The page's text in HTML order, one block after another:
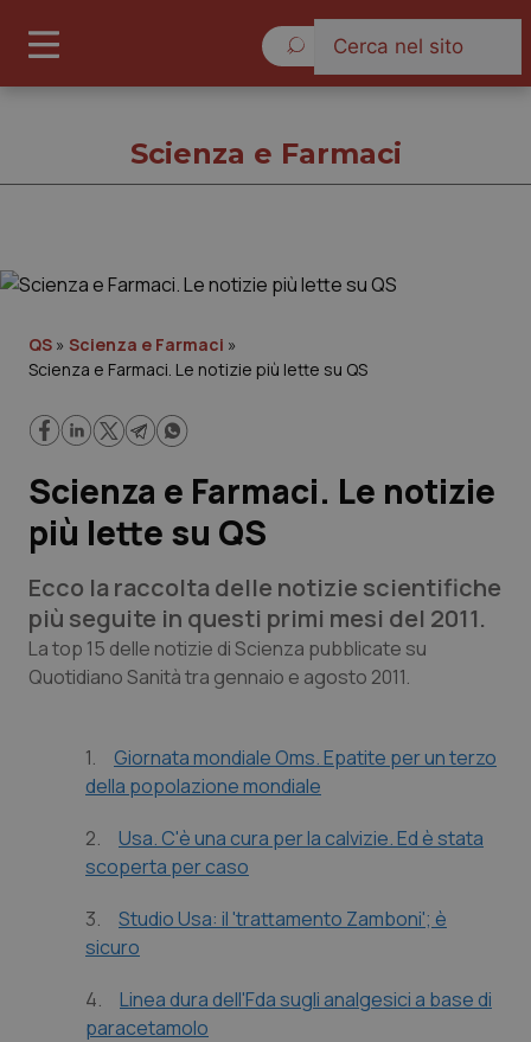
Cronache
Lavoro e Professioni
Scienza e Farmaci
Studi e Analisi
Edizioni Regionali
QS Pro
Abruzzo
Basilicata
QS Pro Gold
Artrite & artrosi
QS Club Newsletter
Scienza e Farmaci
QS » Scienza e Farmaci »
Scienza e Farmaci. Le notizie più lette su QS
Scienza e Farmaci. Le notizie
più lette su QS
Ecco la raccolta delle notizie scientifiche
più seguite in questi primi mesi del 2011.
La top 15 delle notizie di Scienza pubblicate su
Quotidiano Sanità tra gennaio e agosto 2011.
1. Giornata mondiale Oms. Epatite per un terzo
della popolazione mondiale
2. Usa. C'è una cura per la calvizie. Ed è stata
scoperta per caso
3. Studio Usa: il 'trattamento Zamboni'; è
sicuro
4. Linea dura dell'Fda sugli analgesici a base di
paracetamolo